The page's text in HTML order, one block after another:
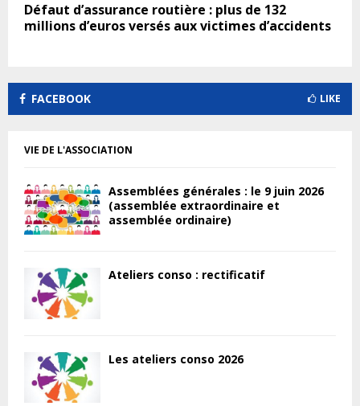
Défaut d’assurance routière : plus de 132
millions d’euros versés aux victimes d’accidents
FACEBOOK LIKE
VIE DE L'ASSOCIATION
Assemblées générales : le 9 juin 2026
(assemblée extraordinaire et
assemblée ordinaire)
Ateliers conso : rectificatif
Les ateliers conso 2026